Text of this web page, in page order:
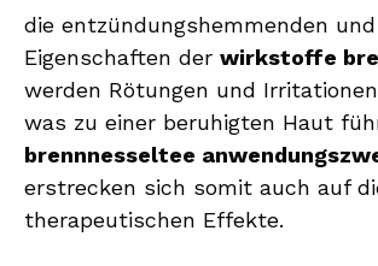
die entzündungshemmenden
Eigenschaften der wirkstoffe
werden Rötungen und
was zu einer beruhigten Haut
brennnesseltee
erstrecken sich somit auch auf
therapeutischen Effekte.